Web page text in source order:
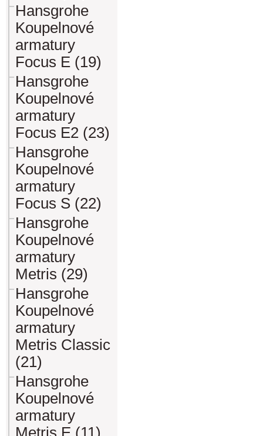
Hansgrohe
Koupelnové
armatury
Focus E (19)
Hansgrohe
Koupelnové
armatury
Focus E2 (23)
Hansgrohe
Koupelnové
armatury
Focus S (22)
Hansgrohe
Koupelnové
armatury
Metris (29)
Hansgrohe
Koupelnové
armatury
Metris Classic
(21)
Hansgrohe
Koupelnové
armatury
Metris E (11)